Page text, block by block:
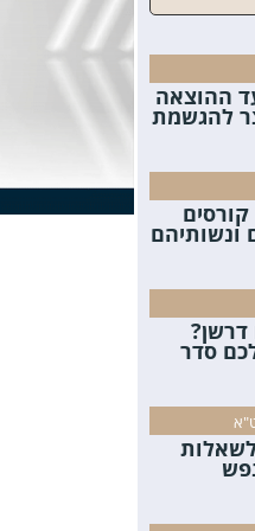
ההוצאה
להגשמת
ונשותיהם
סדר